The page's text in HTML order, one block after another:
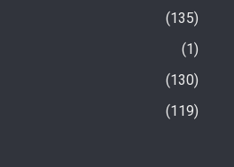
135
1
130
119